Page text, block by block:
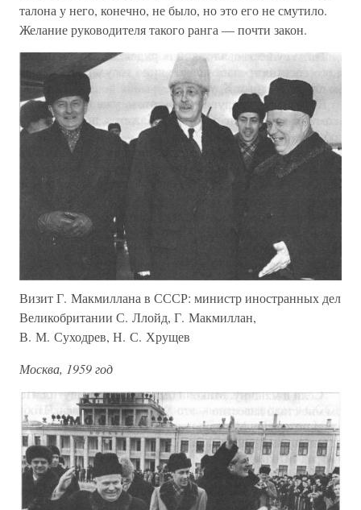
талона у него, конечно, не было, но это его не смутило.
Желание руководителя такого ранга — почти закон.
Визит Г. Макмиллана в СССР: министр иностранных дел
Великобритании С. Ллойд, Г. Макмиллан,
В. М. Суходрев, Н. С. Хрущев
Москва, 1959 год